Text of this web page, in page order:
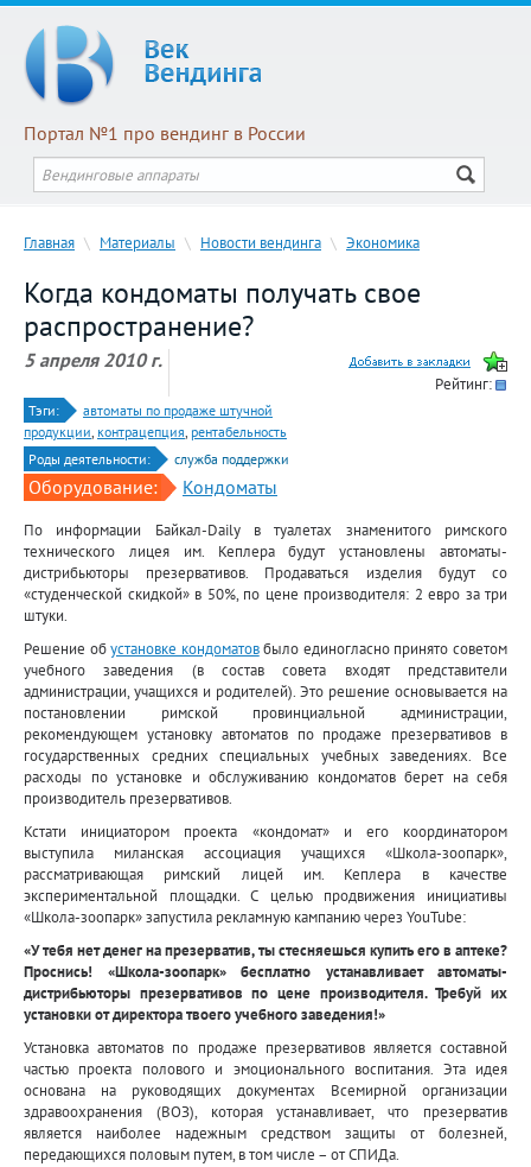
Портал №1 про вендинг в России
Главная \ Материалы \ Новости вендинга \ Экономика
Когда кондоматы получать свое
распространение?
5 апреля 2010 г.
Рейтинг:
Тэги:
автоматы по продаже штучной
продукции, контрацепция, рентабельность
Роды деятельности:
служба поддержки
Оборудование: Кондоматы
По информации Байкал-Daily в туалетах знаменитого римского
технического лицея им. Кеплера будут установлены автоматы-
дистрибьюторы презервативов. Продаваться изделия будут со
«студенческой скидкой» в 50%, по цене производителя: 2 евро за три
штуки.
Решение обустановке кондоматовбыло единогласно принято советом
учебного заведения (в состав совета входят представители
администрации, учащихся и родителей). Это решение основывается на
постановлении римской провинциальной администрации,
рекомендующем установку автоматов по продаже презервативов в
государственных средних специальных учебных заведениях. Все
расходы по установке и обслуживанию кондоматов берет на себя
производитель презервативов.
Кстати инициатором проекта «кондомат» и его координатором
выступила миланская ассоциация учащихся «Школа-зоопарк»,
рассматривающая римский лицей им. Кеплера в качестве
экспериментальной площадки. С целью продвижения инициативы
«Школа-зоопарк» запустила рекламную кампанию через YouTube:
«У тебя нет денег на презерватив, ты стесняешься купить его в аптеке?
Проснись! «Школа-зоопарк» бесплатно устанавливает автоматы-
дистрибьюторы презервативов по цене производителя. Требуй их
установки от директора твоего учебного заведения!»
Установка автоматов по продаже презервативов является составной
частью проекта полового и эмоционального воспитания. Эта идея
основана на руководящих документах Всемирной организации
здравоохранения (ВОЗ), которая устанавливает, что презерватив
является наиболее надежным средством защиты от болезней,
передающихся половым путем, в том числе – от СПИДа.